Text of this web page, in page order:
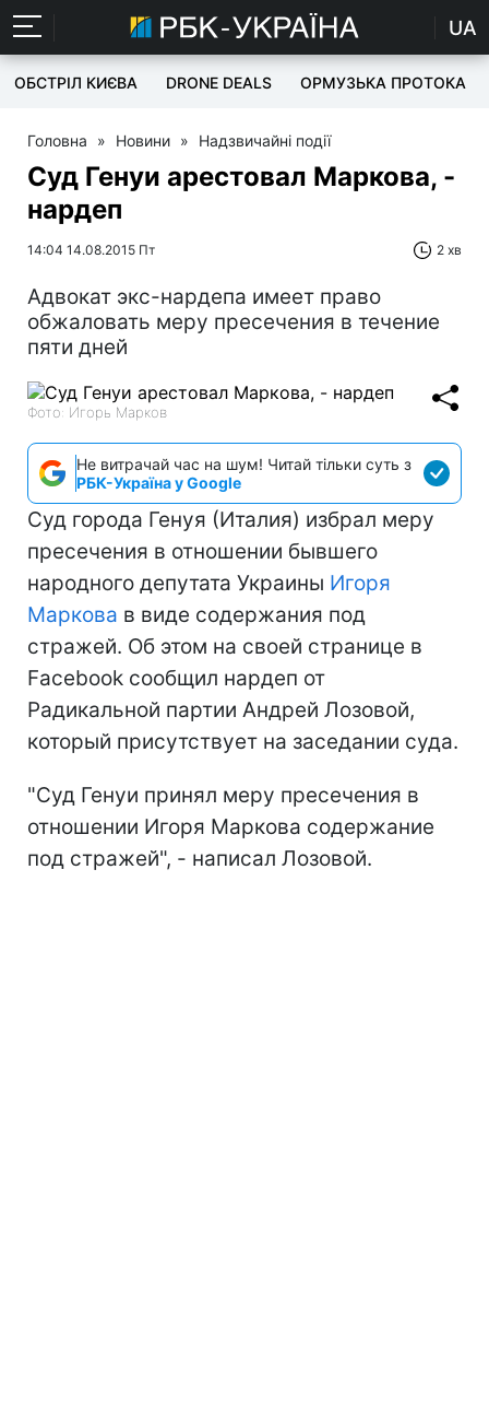
UA
ОБСТРІЛ КИЄВА DRONE DEALS ОРМУЗЬКА ПРОТОКА
Головна » Новини » Надзвичайні події
Суд Генуи арестовал Маркова, -
нардеп
14:04 14.08.2015 Пт 2 хв
Адвокат экс-нардепа имеет право
обжаловать меру пресечения в течение
пяти дней
Фото: Игорь Марков
Не витрачай час на шум! Читай тільки суть з
РБК-Україна у Google
Суд города Генуя (Италия) избрал меру
пресечения в отношении бывшего
народного депутата Украины Игоря
Маркова в виде содержания под
стражей. Об этом на своей странице в
Facebook сообщил нардеп от
Радикальной партии Андрей Лозовой,
который присутствует на заседании суда.
"Суд Генуи принял меру пресечения в
отношении Игоря Маркова содержание
под стражей", - написал Лозовой.